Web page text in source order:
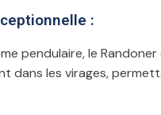
:
pendulaire, le
dans les virages,